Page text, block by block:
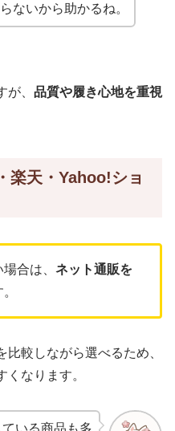
ないから助かるね。
、 品質や履き心地を重視
楽天・Yahoo!ショ
合は、 ネット通販を
較しながら選べるため、
くなります。
いる商品も多